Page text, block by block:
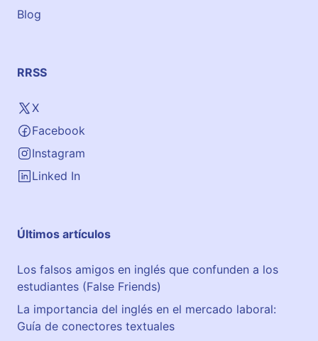
Blog
RRSS
X
Facebook
Instagram
Linked In
Últimos artículos
Los falsos amigos en inglés que confunden a los
estudiantes (False Friends)
La importancia del inglés en el mercado laboral:
Guía de conectores textuales